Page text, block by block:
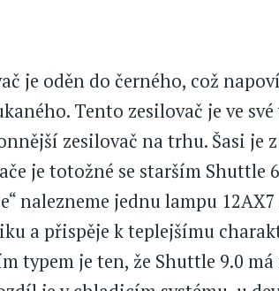
je oděn do černého, což
Tento zesilovač je ve
zesilovač na trhu. Šasi je
je totožné se starším Shuttle
nalezneme jednu lampu
a přispěje k teplejšímu
typem je ten, že Shuttle 9.0